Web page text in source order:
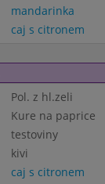
mandarinka
caj s citronem
Pol. z hl.zeli
Kure na paprice
testoviny
kivi
caj s citronem